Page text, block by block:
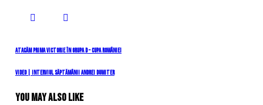
Navigare
în
articole
Previous
Atacăm prima victorie în Grupa D – Cupa României
Next
VIDEO | Interviul săptămânii Andrei Dumiter
You May Also Like